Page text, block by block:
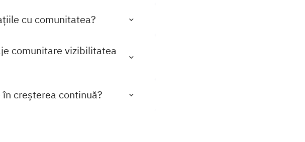
cu comunitatea?
comunitare vizibilitatea
creșterea continuă?